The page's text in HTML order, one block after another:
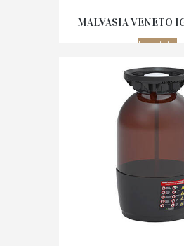
MALVASIA VENETO
Leggi tutto